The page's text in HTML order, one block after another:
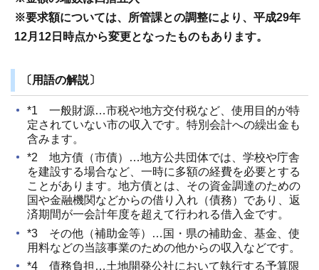
※要求額については、所管課との調整により、平成29年
12月12日時点から変更となったものもあります。
〔用語の解説〕
*1 一般財源…市税や地方交付税など、使用目的が特
定されていない市の収入です。特別会計への繰出金も
含みます。
*2 地方債（市債）…地方公共団体では、学校や庁舎
を建設する場合など、一時に多額の経費を必要とする
ことがあります。地方債とは、その資金調達のための
国や金融機関などからの借り入れ（債務）であり、返
済期間が一会計年度を超えて行われる借入金です。
*3 その他（補助金等）…国・県の補助金、基金、使
用料などの当該事業のための他からの収入などです。
*4 債務負担…土地開発公社において執行する予算限